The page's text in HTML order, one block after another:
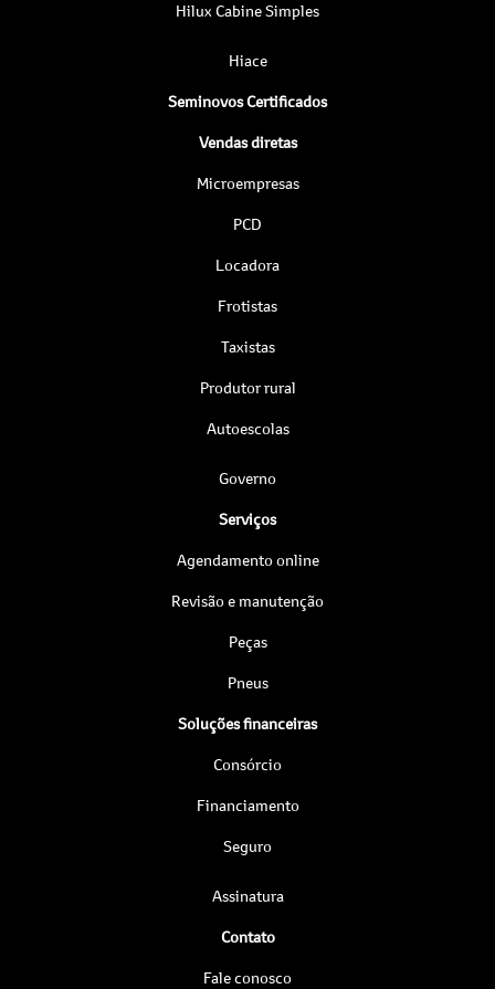
Hilux Cabine Simples
Hiace
Seminovos Certificados
Vendas diretas
Microempresas
PCD
Locadora
Frotistas
Taxistas
Produtor rural
Autoescolas
Governo
Serviços
Agendamento online
Revisão e manutenção
Peças
Pneus
Soluções financeiras
Consórcio
Financiamento
Seguro
Assinatura
Contato
Fale conosco